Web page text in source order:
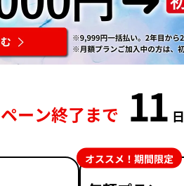
ーン終了まで 11 日
オススメ！期間限定